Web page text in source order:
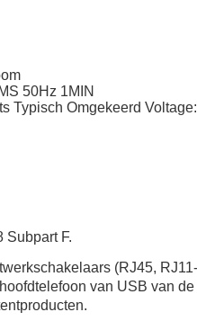
50Hz 1MIN
Typisch Omgekeerd
Subpart F.
(RJ45,
van USB van